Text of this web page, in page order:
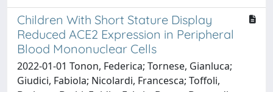
Children With Short Stature Display
Reduced ACE2 Expression in Peripheral
Blood Mononuclear Cells
2022-01-01 Tonon, Federica; Tornese, Gianluca;
Giudici, Fabiola; Nicolardi, Francesca; Toffoli,